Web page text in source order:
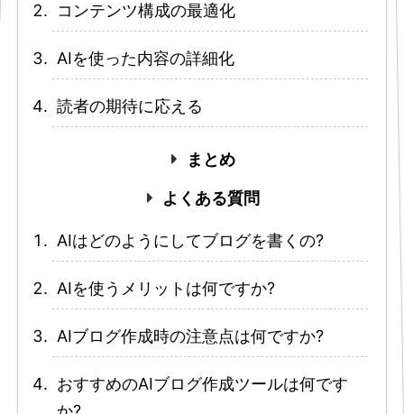
コンテンツ構成の最適化
AIを使った内容の詳細化
読者の期待に応える
まとめ
よくある質問
AIはどのようにしてブログを書くの?
AIを使うメリットは何ですか?
AIブログ作成時の注意点は何ですか?
おすすめのAIブログ作成ツールは何です